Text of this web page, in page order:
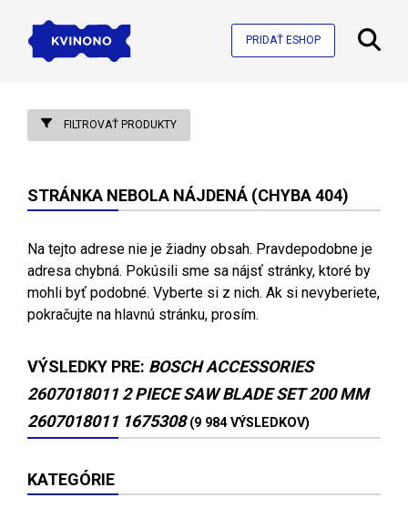
PRIDAŤ ESHOP
FILTROVAŤ PRODUKTY
STRÁNKA NEBOLA NÁJDENÁ (CHYBA 404)
Na tejto adrese nie je žiadny obsah. Pravdepodobne je
adresa chybná. Pokúsili sme sa nájsť stránky, ktoré by
mohli byť podobné. Vyberte si z nich. Ak si nevyberiete,
pokračujte na hlavnú stránku, prosím.
VÝSLEDKY PRE: BOSCH ACCESSORIES
2607018011 2 PIECE SAW BLADE SET 200 MM
2607018011 1675308 (9 984 VÝSLEDKOV)
KATEGÓRIE